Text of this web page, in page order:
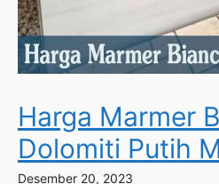
Harga Marmer
Dolomiti Putih
Desember 20, 2023